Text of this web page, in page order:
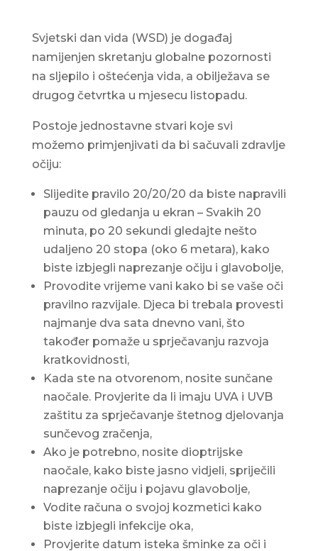
Svjetski dan vida (WSD) je događaj
namijenjen skretanju globalne pozornosti
na sljepilo i oštećenja vida, a obilježava se
drugog četvrtka u mjesecu listopadu.
Postoje jednostavne stvari koje svi
možemo primjenjivati da bi sačuvali zdravlje
očiju:
Slijedite pravilo 20/20/20 da biste napravili
pauzu od gledanja u ekran – Svakih 20
minuta, po 20 sekundi gledajte nešto
udaljeno 20 stopa (oko 6 metara), kako
biste izbjegli naprezanje očiju i glavobolje,
Provodite vrijeme vani kako bi se vaše oči
pravilno razvijale. Djeca bi trebala provesti
najmanje dva sata dnevno vani, što
također pomaže u sprječavanju razvoja
kratkovidnosti,
Kada ste na otvorenom, nosite sunčane
naočale. Provjerite da li imaju UVA i UVB
zaštitu za sprječavanje štetnog djelovanja
sunčevog zračenja,
Ako je potrebno, nosite dioptrijske
naočale, kako biste jasno vidjeli, spriječili
naprezanje očiju i pojavu glavobolje,
Vodite računa o svojoj kozmetici kako
biste izbjegli infekcije oka,
Provjerite datum isteka šminke za oči i